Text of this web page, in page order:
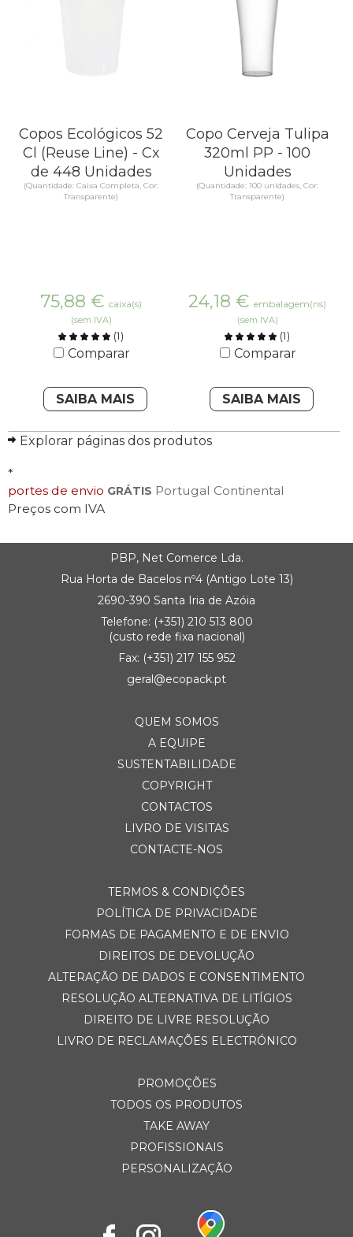
Copos Ecológicos 52
Cl (Reuse Line) - Cx
de 448 Unidades
(Quantidade: Caixa Completa, Cor:
Transparente)
75,88 € caixa(s)
(sem IVA)
(1)
Comparar
SAIBA MAIS
Copo Cerveja Tulipa
320ml PP - 100
Unidades
(Quantidade: 100 unidades, Cor:
Transparente)
24,18 € embalagem(ns)
(sem IVA)
(1)
Comparar
SAIBA MAIS
Explorar páginas dos produtos
*
portes de envio GRÁTIS Portugal Continental
Preços com IVA
PBP, Net Comerce Lda.
Rua Horta de Bacelos nº4 (Antigo Lote 13)
2690-390 Santa Iria de Azóia
Telefone: (+351) 210 513 800
(custo rede fixa nacional)
Fax: (+351) 217 155 952
geral@ecopack.pt
QUEM SOMOS
A EQUIPE
SUSTENTABILIDADE
COPYRIGHT
CONTACTOS
LIVRO DE VISITAS
CONTACTE-NOS
TERMOS & CONDIÇÕES
POLÍTICA DE PRIVACIDADE
FORMAS DE PAGAMENTO E DE ENVIO
DIREITOS DE DEVOLUÇÃO
ALTERAÇÃO DE DADOS E CONSENTIMENTO
RESOLUÇÃO ALTERNATIVA DE LITÍGIOS
DIREITO DE LIVRE RESOLUÇÃO
LIVRO DE RECLAMAÇÕES ELECTRÓNICO
PROMOÇÕES
TODOS OS PRODUTOS
TAKE AWAY
PROFISSIONAIS
PERSONALIZAÇÃO